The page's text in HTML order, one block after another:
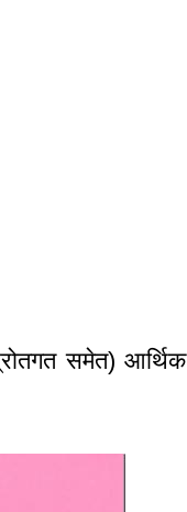
समेत) आर्थिक